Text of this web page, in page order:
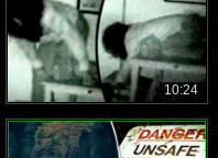
10:24